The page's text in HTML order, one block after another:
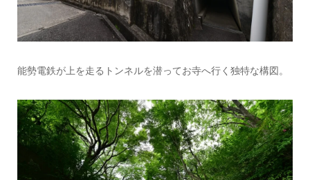
能勢電鉄が上を走るトンネルを潜ってお寺へ行く独特な構図。